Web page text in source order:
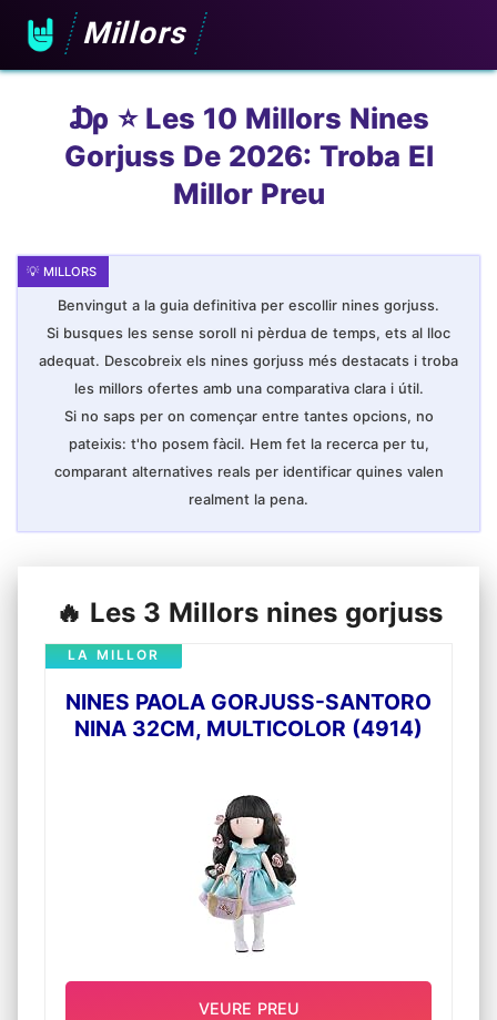
Millors
₯ ⭐️ Les 10 Millors Nines
Gorjuss De 2026: Troba El
Millor Preu
Benvingut a la guia definitiva per escollir nines gorjuss.
Si busques les sense soroll ni pèrdua de temps, ets al lloc
adequat. Descobreix els nines gorjuss més destacats i troba
les millors ofertes amb una comparativa clara i útil.
Si no saps per on començar entre tantes opcions, no
pateixis: t'ho posem fàcil. Hem fet la recerca per tu,
comparant alternatives reals per identificar quines valen
realment la pena.
🔥 Les 3 Millors nines gorjuss
NINES PAOLA GORJUSS-SANTORO
NINA 32CM, MULTICOLOR (4914)
LA MILLOR
VEURE PREU